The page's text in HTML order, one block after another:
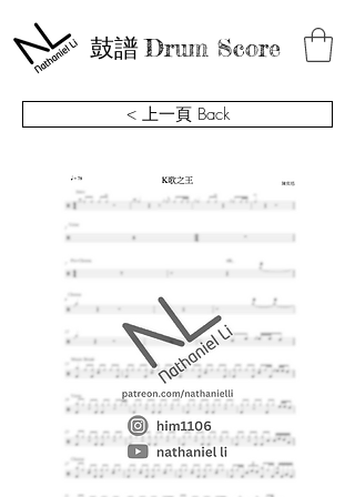
鼓譜Drum Score
< 上一頁 Back